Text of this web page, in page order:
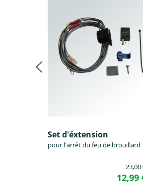
Set d'éxtension
pour l'arrêt du feu de brouillard
23,00
12,99